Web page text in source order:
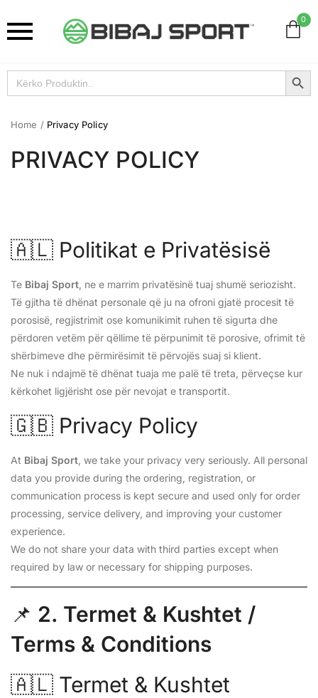
0
Search
for:
Search Button
Home /Privacy Policy
PRIVACY POLICY
🇦🇱 Politikat e Privatësisë
Te Bibaj Sport , ne e marrim privatësinë tuaj shumë seriozisht.
Të gjitha të dhënat personale që ju na ofroni gjatë procesit të
porosisë, regjistrimit ose komunikimit ruhen të sigurta dhe
përdoren vetëm për qëllime të përpunimit të porosive, ofrimit të
shërbimeve dhe përmirësimit të përvojës suaj si klient.
Ne nuk i ndajmë të dhënat tuaja me palë të treta, përveçse kur
kërkohet ligjërisht ose për nevojat e transportit.
🇬🇧 Privacy Policy
At Bibaj Sport , we take your privacy very seriously. All personal
data you provide during the ordering, registration, or
communication process is kept secure and used only for order
processing, service delivery, and improving your customer
experience.
We do not share your data with third parties except when
required by law or necessary for shipping purposes.
📌 2. Termet & Kushtet /
Terms & Conditions
🇦🇱 Termet & Kushtet